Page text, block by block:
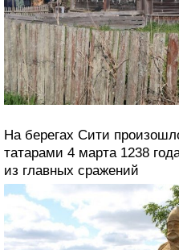
На берегах Сити
татарами 4 марта 1238
из главных сражений